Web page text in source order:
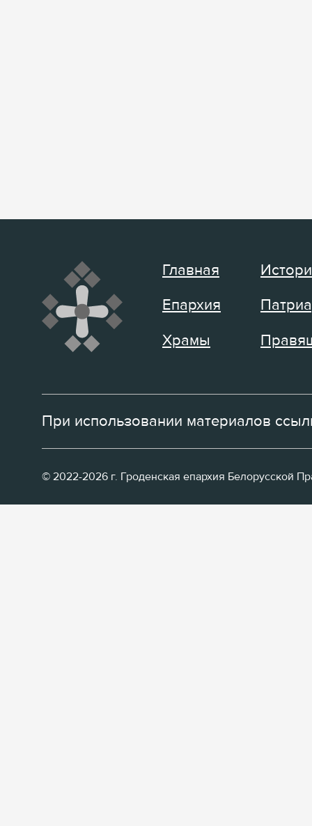
Главная
Епархия
Храмы
При использовании материалов
© 2022-2026 г. Гроденская епархия Белорусской